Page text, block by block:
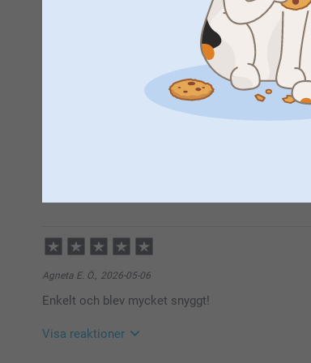
10:32
Hej Nathalie,
Stort tack för fem stjärnor och ditt fina
Vi önskar dig en underbar sommar!
Miia @smartphoto
Agneta E. Ö., 2026-05-06
Enkelt och blev mycket snyggt!
Visa reaktioner